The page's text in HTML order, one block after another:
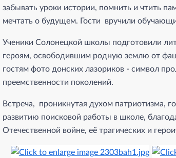
забывать уроки истории, помнить и чтить
мечтать о будущем. Гости вручили
Ученики Солонецкой школы подготовили
героям, освободившим родную землю от
гостям фото донских лазориков - символ
преемственности поколений.
Встреча, проникнутая духом патриотизма,
развитию поисковой работы в школе,
Отечественной войне, её трагических и